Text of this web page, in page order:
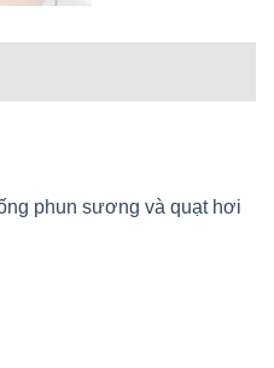
phun sương và quạt hơi